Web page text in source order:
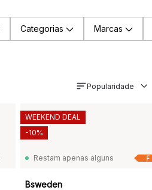
Categorias Marcas
Popularidade
F
Restam apenas alguns
Bsweden
WEEKEND DEAL
-10%